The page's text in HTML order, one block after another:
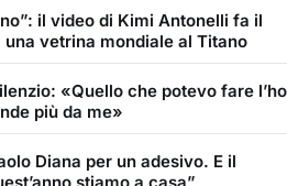
il video di Kimi Antonelli fa il
vetrina mondiale al Titano
«Quello che potevo fare l’ho
più da me»
Diana per un adesivo. E il